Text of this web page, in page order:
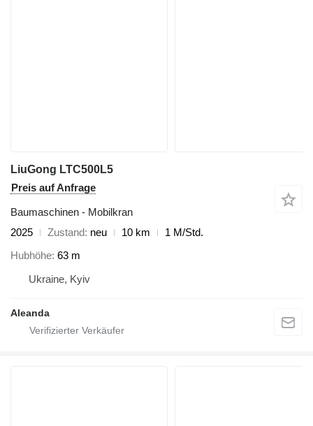
LiuGong LTC500L5
Preis auf Anfrage
Baumaschinen - Mobilkran
2025
Zustand neu 10 km
1 M/Std.
Hubhöhe 63 m
Ukraine, Kyiv
Aleanda